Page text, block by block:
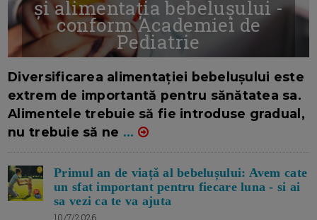
și alimentația bebelușului -
conform Academiei de
Pediatrie
Diversificarea alimentației bebelușului este
extrem de importantă pentru sănătatea sa.
Alimentele trebuie să fie introduse gradual,
nu trebuie să ne ...
Primul an de viață al bebelușului: Avem cate
un sfat important pentru fiecare luna - si ai
sa vezi ca te va ajuta
10/7/2026